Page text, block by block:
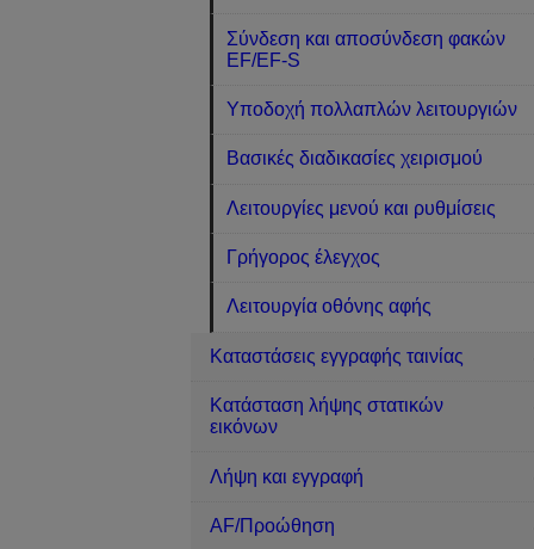
Σύνδεση και αποσύνδεση φακών
EF/EF-S
Υποδοχή πολλαπλών λειτουργιών
Βασικές διαδικασίες χειρισμού
Λειτουργίες μενού και ρυθμίσεις
Γρήγορος έλεγχος
Λειτουργία οθόνης αφής
Καταστάσεις εγγραφής ταινίας
Κατάσταση λήψης στατικών
εικόνων
Λήψη και εγγραφή
AF/Προώθηση